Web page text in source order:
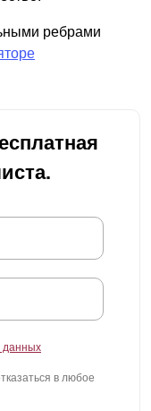
ребрами
данных
в любое